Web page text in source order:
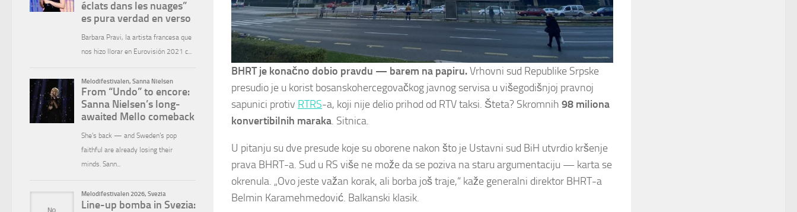
BHRT je konačno dobio pravdu — barem na papiru.Vrhovni sud Republike Srpske
presudio je u korist bosanskohercegovačkog javnog servisa u višegodišnjoj pravnoj
sapunici protiv RTRS-a, koji nije delio prihod od RTV taksi. Šteta? Skromnih 98 miliona
konvertibilnih maraka. Sitnica.
U pitanju su dve presude koje su oborene nakon što je Ustavni sud BiH utvrdio kršenje
prava BHRT-a. Sud u RS više ne može da se poziva na staru argumentaciju — karta se
okrenula. „Ovo jeste važan korak, ali borba još traje,“ kaže generalni direktor BHRT-a
Belmin Karamehmedović. Balkanski klasik.